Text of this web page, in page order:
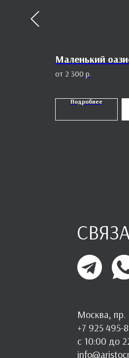
Маленький
2 300 р.
Подробнее
Москва, пр.
+7 925 495-
с 10:00 до